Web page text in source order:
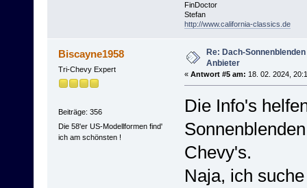
FinDoctor
Stefan
http://www.california-classics.de
Biscayne1958
Tri-Chevy Expert
Beiträge: 356
Die 58'er US-Modellformen find'
ich am schönsten !
Re: Dach-
Anbieter
« Antwort #5 am: 18. 02. 2024,
Die Info's
Chevy's.
Naja, ich